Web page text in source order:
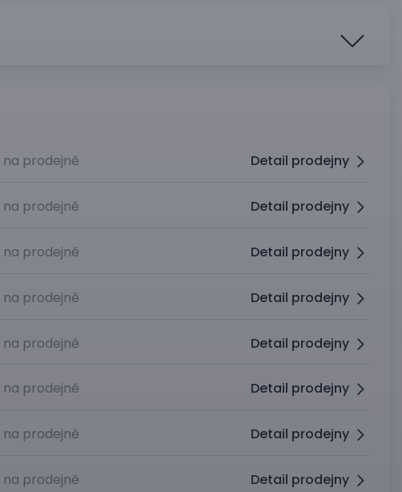
na prodejně Detail prodejny
na prodejně Detail prodejny
na prodejně Detail prodejny
na prodejně Detail prodejny
na prodejně Detail prodejny
na prodejně Detail prodejny
na prodejně Detail prodejny
na prodejně Detail prodejny